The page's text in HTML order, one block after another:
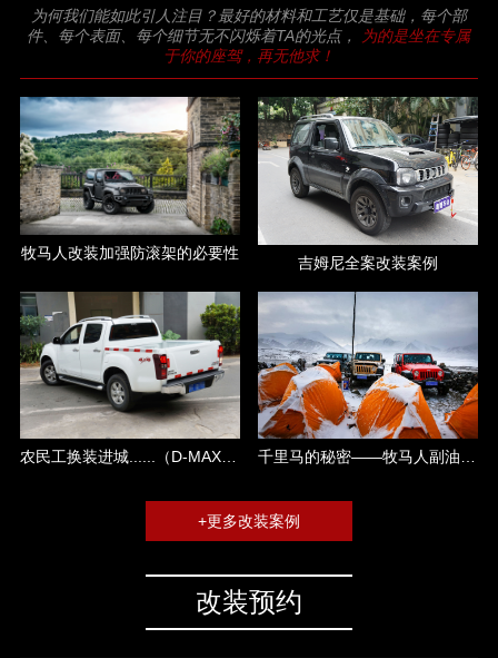
为何我们能如此引人注目？最好的材料和工艺仅是基础，每个部
件、每个表面、每个细节无不闪烁着TA的光点，
为的是坐在专属
于你的座驾，再无他求！
牧马人改装加强防滚架的必要性
吉姆尼全案改装案例
农民工换装进城......（D-MAX改装）
+更多改装案例
改装预约